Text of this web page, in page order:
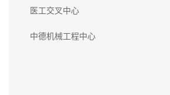
医工交叉中心
中德机械工程中心